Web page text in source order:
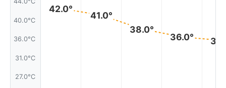
40.0°C
36.0°C
31.0°C
27.0°C
42.0°
41.0°
38.0°
36.0°